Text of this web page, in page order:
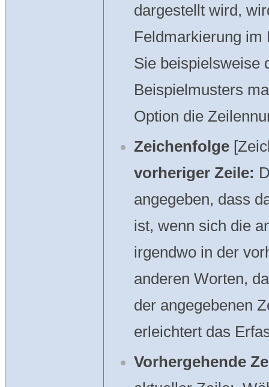
dargestellt wird,
Feldmarkierung im
Sie beispielsweise
Beispielmusters
Option die
Zeichenfolge
vorheriger Zeile:
angegeben, dass
ist, wenn sich die
irgendwo in der
anderen Worten,
der angegebenen
erleichtert das
Vorhergehende